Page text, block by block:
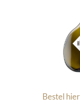
Bestel hier